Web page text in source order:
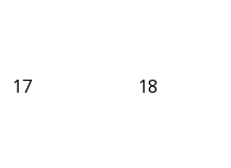
17 18